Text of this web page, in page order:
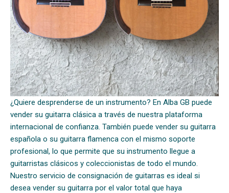
¿Quiere desprenderse de un instrumento? En Alba GB puede
vender su guitarra clásica a través de nuestra plataforma
internacional de confianza. También puede vender su guitarra
española o su guitarra flamenca con el mismo soporte
profesional, lo que permite que su instrumento llegue a
guitarristas clásicos y coleccionistas de todo el mundo.
Nuestro servicio de consignación de guitarras es ideal si
desea vender su guitarra por el valor total que haya